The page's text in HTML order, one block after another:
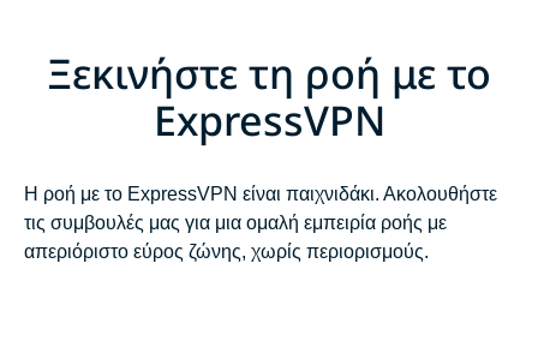
Ξεκινήστε τη ροή με το
ExpressVPN
Η ροή με το ExpressVPN είναι παιχνιδάκι. Ακολουθήστε
τις συμβουλές μας για μια ομαλή εμπειρία ροής με
απεριόριστο εύρος ζώνης, χωρίς περιορισμούς.